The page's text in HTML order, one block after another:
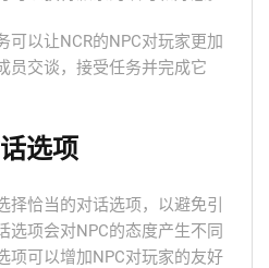
可以让NCR的NPC对玩家更加
员交谈，接受任务并完成它
选项
择恰当的对话选项，以避免引
选项会对NPC的态度产生不同
项可以增加NPC对玩家的友好